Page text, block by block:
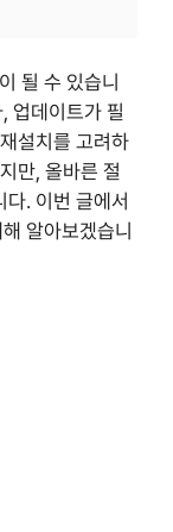
될 수 있습니
업데이트가 필
설치를 고려하
만, 올바른 절
. 이번 글에서
알아보겠습니